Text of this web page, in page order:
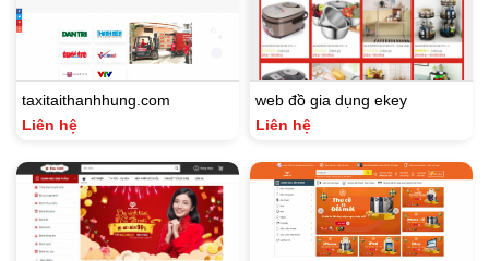
taxitaithanhhung.com
Liên hệ
web đồ gia dụng ekey
Liên hệ